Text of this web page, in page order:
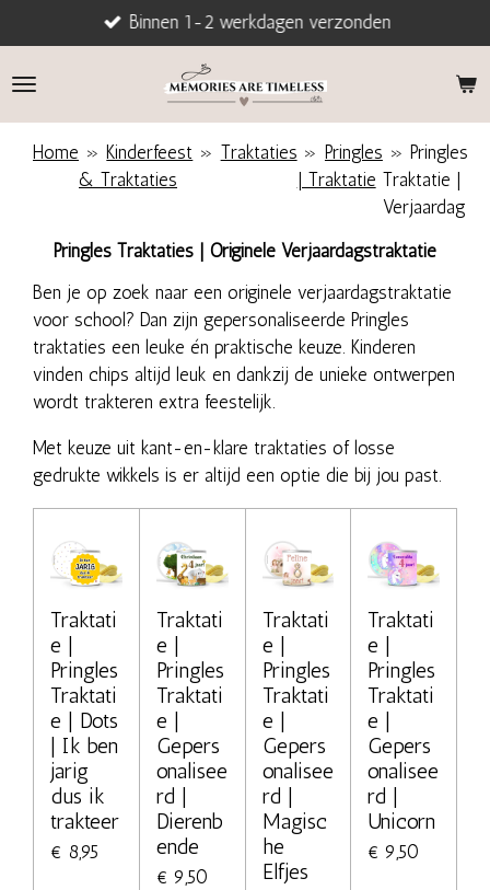
direct
naar
Binnen 1-2 werkdagen verzonden
Home » Kinderfeest
& Traktaties
» Traktaties » Pringles
| Traktatie
» Pringles
Traktatie |
Verjaardag
Pringles Traktaties | Originele Verjaardagstraktatie
Ben je op zoek naar een originele verjaardagstraktatie
voor school? Dan zijn gepersonaliseerde Pringles
traktaties een leuke én praktische keuze. Kinderen
vinden chips altijd leuk en dankzij de unieke ontwerpen
wordt trakteren extra feestelijk.
Met keuze uit kant-en-klare traktaties of losse
gedrukte wikkels is er altijd een optie die bij jou past.
Traktati
e |
Pringles
Traktati
e | Dots
| Ik ben
jarig
dus ik
trakteer
€ 8,95
Traktati
e |
Pringles
Traktati
e |
Gepers
onalisee
rd |
Dierenb
ende
€ 9,50
Traktati
e |
Pringles
Traktati
e |
Gepers
onalisee
rd |
Magisc
he
Elfjes
Traktati
e |
Pringles
Traktati
e |
Gepers
onalisee
rd |
Unicorn
€ 9,50